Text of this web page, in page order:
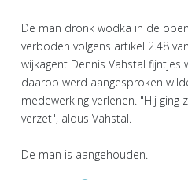
De man dronk wodka in de
verboden volgens artikel 2.48
wijkagent Dennis Vahstal fijntjes
daarop werd aangesproken
medewerking verlenen. "Hij ging
verzet", aldus Vahstal.
De man is aangehouden.